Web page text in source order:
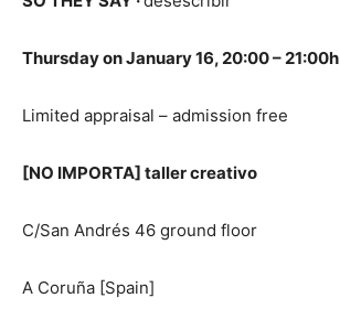
Thursday on January16, 20:00 – 21:00h
Limited appraisal – admission free
[NO IMPORTA] taller creativo
C/San Andrés 46 ground floor
A Coruña [Spain]